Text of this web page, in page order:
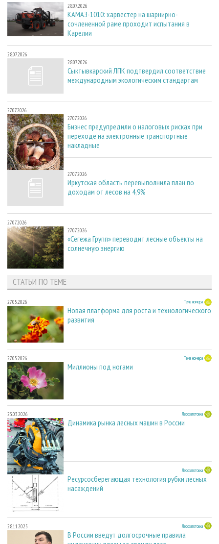
28.07.2026
КАМАЗ-1010: харвестер на шарнирно-
сочлененной раме проходит испытания в
Карелии
28.07.2026
28.07.2026
Сыктывкарский ЛПК подтвердил соответствие
международным экологическим стандартам
27.07.2026
27.07.2026
Бизнес предупредили о налоговых рисках при
переходе на электронные транспортные
накладные
27.07.2026
27.07.2026
Иркутская область перевыполнила план по
доходам от лесов на 4,9%
27.07.2026
27.07.2026
«Сегежа Групп» переводит лесные объекты на
солнечную энергию
СТАТЬИ ПО ТЕМЕ
27.05.2026 Тема номера
Новая платформа для роста и технологического
развития
27.05.2026 Тема номера
Миллионы под ногами
23.03.2026 Лесозаготовка
Динамика рынка лесных машин в России
23.03.2026 Лесозаготовка
Ресурсосберегающая технология рубки лесных
насаждений
28.11.2025 Лесозаготовка
В России введут долгосрочные правила